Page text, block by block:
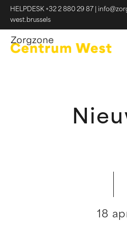
HELPDESK +32 2 880 29 87
west.brussels
18